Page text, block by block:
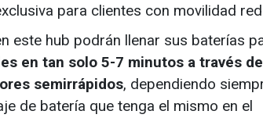
para clientes con movilidad
este hub podrán llenar sus baterías
en tan solo 5-7 minutos a través
semirrápidos, dependiendo
de batería que tenga el mismo en el